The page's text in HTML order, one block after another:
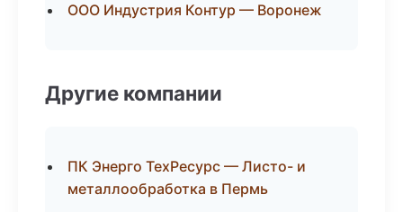
ООО Индустрия Контур — Воронеж
Другие компании
ПК Энерго ТехРесурс — Листо- и
металлообработка в Пермь